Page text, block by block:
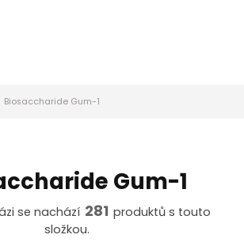
Biosaccharide Gum-1
Gum-1
se nachází 281 produktů s touto
složkou.